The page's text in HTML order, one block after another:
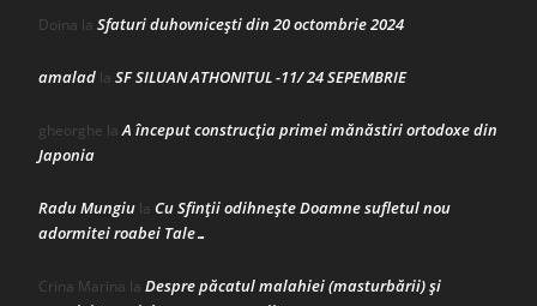
Doina la Sfaturi duhovnicești din 20 octombrie 2024
amalad la SF SILUAN ATHONITUL -11/ 24 SEPEMBRIE
gheorghe laA început construcţia primei mănăstiri ortodoxe din
Japonia
Radu Mungiu la Cu Sfinții odihnește Doamne sufletul nou
adormitei roabei Tale…
Crina Marina la Despre păcatul malahiei (masturbării) şi